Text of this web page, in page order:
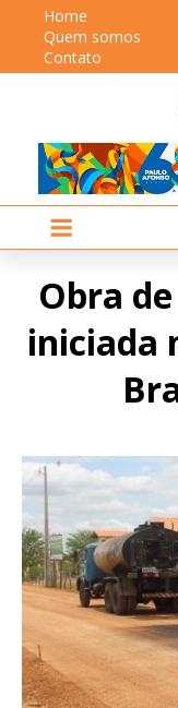
Home
Quem somos
Contato
Obra
iniciada